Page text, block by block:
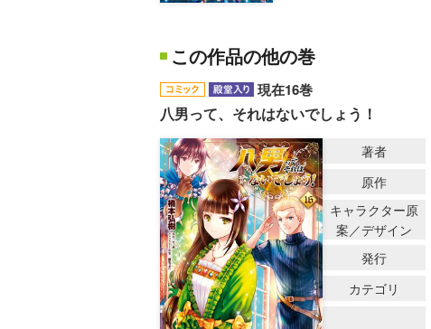
この作品の他の巻
現在16巻
八男って、それはないでしょう！
著者
原作
キャラクター原
案／デザイン
発行
カテゴリ